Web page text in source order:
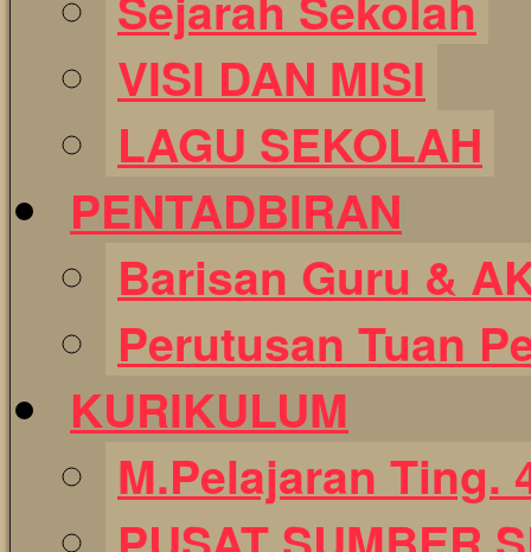
VISI DAN MISI
LAGU SEKOLAH
PENTADBIRAN
Barisan Guru &
Perutusan Tuan
KURIKULUM
M.Pelajaran Ting.